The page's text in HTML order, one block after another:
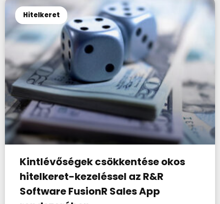
Hitelkeret
Kintlévőségek csökkentése okos
hitelkeret-kezeléssel az R&R
Software FusionR Sales App